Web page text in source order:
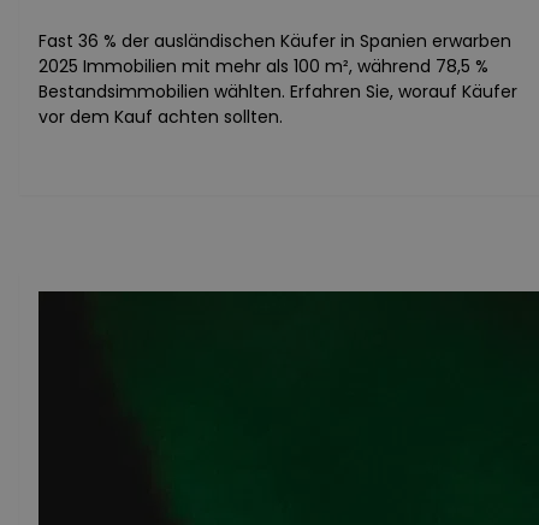
Fast 36 % der ausländischen Käufer in Spanien erwarben
2025 Immobilien mit mehr als 100 m², während 78,5 %
Bestandsimmobilien wählten. Erfahren Sie, worauf Käufer
vor dem Kauf achten sollten.